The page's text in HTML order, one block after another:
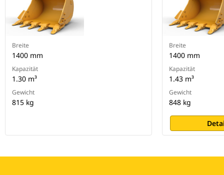
Breite
1400 mm
Kapazität
1.30 m³
Gewicht
815 kg
Breite
1400 mm
Kapazität
1.43 m³
Gewicht
848 kg